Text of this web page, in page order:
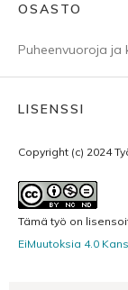
OSASTO
Puheenvuoroja ja
LISENSSI
Copyright (c) 2024
Tämä työ on
EiMuutoksia 4.0